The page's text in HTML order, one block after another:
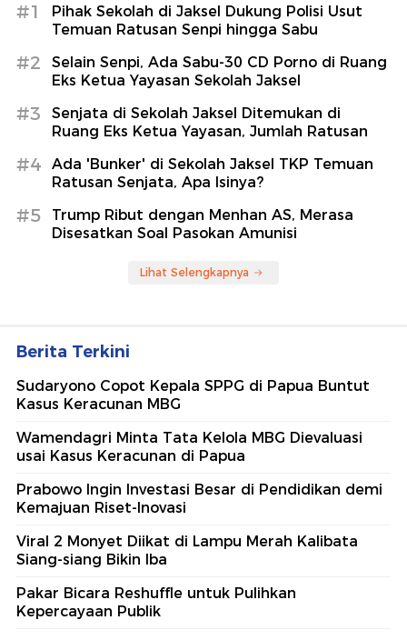
#1
Pihak Sekolah di Jaksel Dukung Polisi Usut
Temuan Ratusan Senpi hingga Sabu
#2
Selain Senpi, Ada Sabu-30 CD Porno di Ruang
Eks Ketua Yayasan Sekolah Jaksel
#3
Senjata di Sekolah Jaksel Ditemukan di
Ruang Eks Ketua Yayasan, Jumlah Ratusan
#4
Ada 'Bunker' di Sekolah Jaksel TKP Temuan
Ratusan Senjata, Apa Isinya?
#5
Trump Ribut dengan Menhan AS, Merasa
Disesatkan Soal Pasokan Amunisi
Lihat Selengkapnya
Berita Terkini
Sudaryono Copot Kepala SPPG di Papua Buntut
Kasus Keracunan MBG
Wamendagri Minta Tata Kelola MBG Dievaluasi
usai Kasus Keracunan di Papua
Prabowo Ingin Investasi Besar di Pendidikan demi
Kemajuan Riset-Inovasi
Viral 2 Monyet Diikat di Lampu Merah Kalibata
Siang-siang Bikin Iba
Pakar Bicara Reshuffle untuk Pulihkan
Kepercayaan Publik